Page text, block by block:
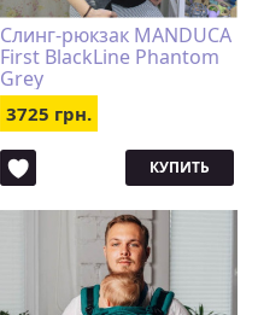
Слинг-рюкзак MANDUCA
First BlackLine Phantom
Grey
3725 грн.
КУПИТЬ